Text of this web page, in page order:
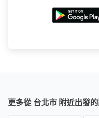
更多從 台北市 附近出發